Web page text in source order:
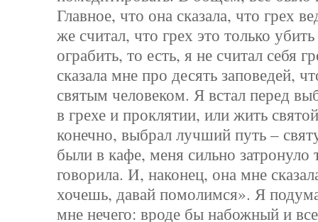
Главное, что она сказала, что грех
же считал, что грех это только
ограбить, то есть, я не считал себя
сказала мне про десять заповедей,
святым человеком. Я встал перед
в грехе и проклятии, или жить
конечно, выбрал лучший путь –
были в кафе, меня сильно затронуло
говорила. И, наконец, она мне
хочешь, давай помолимся». Я
мне нечего: вроде бы набожный и